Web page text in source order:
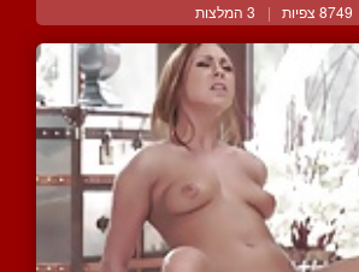
8749 צפיות | 3 המלצות